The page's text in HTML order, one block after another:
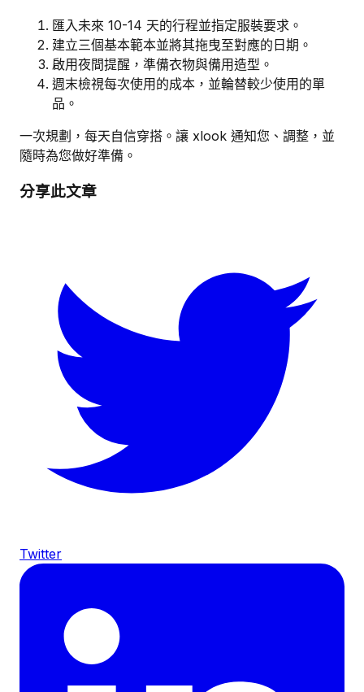
匯入未來 10-14 天的行程並指定服裝要求。
建立三個基本範本並將其拖曳至對應的日期。
啟用夜間提醒，準備衣物與備用造型。
週末檢視每次使用的成本，並輪替較少使用的單
品。
一次規劃，每天自信穿搭。讓 xlook 通知您、調整，並
隨時為您做好準備。
分享此文章
Twitter